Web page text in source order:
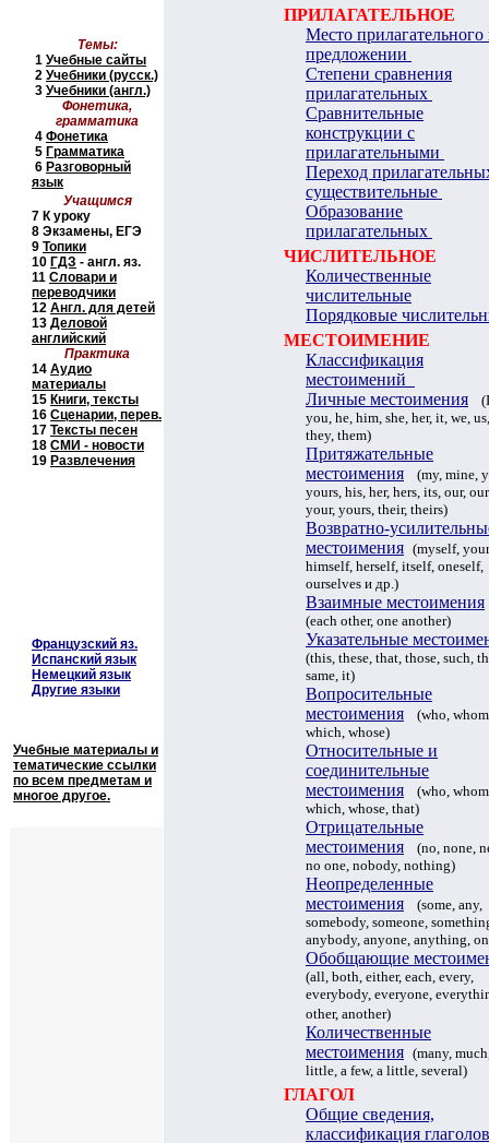
ПРИЛАГАТЕЛЬНОЕ
Место прилагательного
предложении
Степени сравнения
прилагательных
Сравнительные
конструкции с
прилагательными
Переход
существительные
Образование
прилагательных
ЧИСЛИТЕЛЬНОЕ
Количественные
числительные
Порядковые
МЕСТОИМЕНИЕ
Классификация
местоимений
Личные местоимения
(
you, he, him, she, her, it, we,
they, them)
Притяжательные
местоимения
(my, mine,
yours, his, her, hers, its, our,
your, yours, their, theirs)
Возвратно-
местоимения (myself,
himself, herself, itself, oneself,
ourselves и др.)
Взаимные местоимения
(each other, one another)
Указательные
(this, these, that, those, such,
same, it)
Вопросительные
местоимения
(who,
which, whose)
Относительные и
соединительные
местоимения
(who,
which, whose, that)
Отрицательные
местоимения
(no, none,
no one, nobody, nothing)
Неопределенные
местоимения
(some, any,
somebody, someone,
anybody, anyone, anything,
Обобщающие
(all, both, either, each, every,
everybody, everyone,
other, another)
Количественные
местоимения (many,
little, a few, a little, several)
ГЛАГОЛ
Общие сведения,
классификация глаголов
Темы:
1 Учебные сайты
2 Учебники (русск.)
3 Учебники (англ.)
Фонетика,
грамматика
4 Фонетика
5 Грамматика
6 Разговорный
язык
Учащимся
7 К уроку
8 Экзамены, ЕГЭ
9 Топики
10 ГДЗ - англ. яз.
11 Словари и
переводчики
12 Англ. для детей
13 Деловой
английский
Практика
14 Аудио
материалы
15 Книги, тексты
16 Сценарии, перев.
17 Тексты песен
18 СМИ - новости
19 Развлечения
Французский яз.
Испанский язык
Немецкий язык
Другие языки
Учебные материалы и
тематические ссылки
по всем предметам и
многое другое.